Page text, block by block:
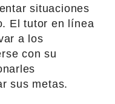
situaciones
El tutor en línea
a los
con su
sus metas.